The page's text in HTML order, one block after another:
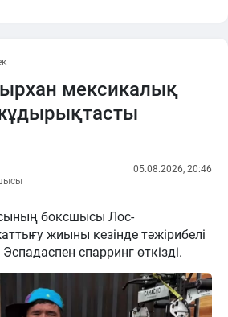
мексикалық
05.08.2026, 20:46
боксшысы Лос-
жиыны кезінде тәжірибелі
спарринг өткізді.